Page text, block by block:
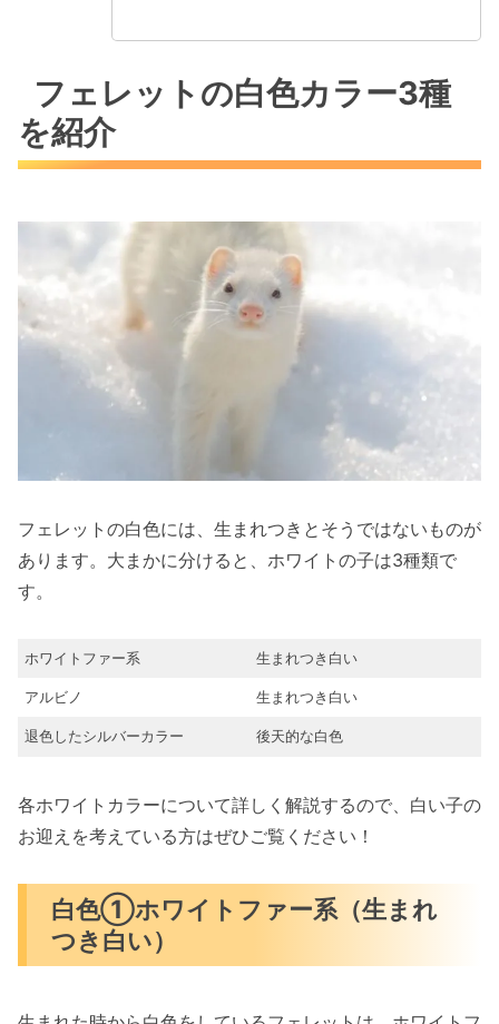
フェレットの白色カラー3種
を紹介
フェレットの白色には、生まれつきとそうではないものが
あります。大まかに分けると、ホワイトの子は3種類で
す。
ホワイトファー系 生まれつき白い
アルビノ 生まれつき白い
退色したシルバーカラー 後天的な白色
各ホワイトカラーについて詳しく解説するので、白い子の
お迎えを考えている方はぜひご覧ください！
白色①ホワイトファー系（生まれ
つき白い）